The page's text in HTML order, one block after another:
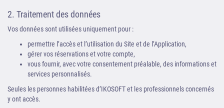
2. Traitement des données
Vos données sont utilisées uniquement pour :
permettre l’accès et l’utilisation du Site et de l’Application,
gérer vos réservations et votre compte,
vous fournir, avec votre consentement préalable, des informations et
services personnalisés.
Seules les personnes habilitées d’IKOSOFT et les professionnels concernés
y ont accès.